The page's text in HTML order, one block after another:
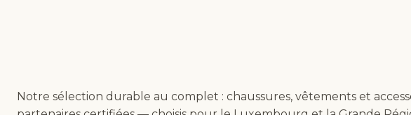
Notre sélection durable au complet : chaussures, vêtements et